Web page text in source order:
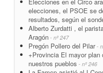
elecciones, el PSOE se
resultados, según el
Alberto Zurdatti , el
Aragón - nº 247
Pregón Pollero del Pilar-
+Provincia El mayor
nuestros pueblos - nº 246